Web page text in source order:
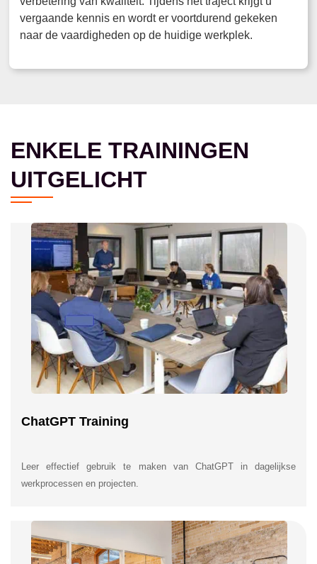
vergaande kennis en wordt er voortdurend gekeken
naar de vaardigheden op de huidige werkplek.
ENKELE TRAININGEN
UITGELICHT
ChatGPT Training
Leer effectief gebruik te maken van ChatGPT in dagelijkse
werkprocessen en projecten.